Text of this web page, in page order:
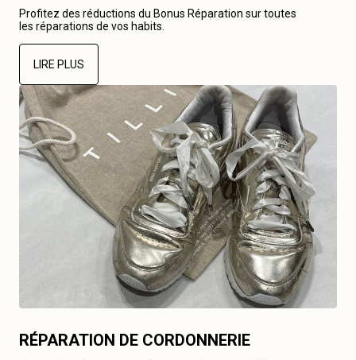
Profitez des réductions du Bonus Réparation sur toutes
les réparations de vos habits.
LIRE PLUS
RÉPARATION DE CORDONNERIE